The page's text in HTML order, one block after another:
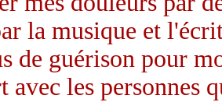
la musique et
de guérison pour
avec les personnes